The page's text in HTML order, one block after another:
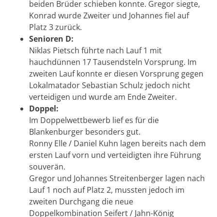
beiden Brüder schieben konnte. Gregor siegte,
Konrad wurde Zweiter und Johannes fiel auf
Platz 3 zurück.
Senioren D:
Niklas Pietsch führte nach Lauf 1 mit
hauchdünnen 17 Tausendsteln Vorsprung. Im
zweiten Lauf konnte er diesen Vorsprung gegen
Lokalmatador Sebastian Schulz jedoch nicht
verteidigen und wurde am Ende Zweiter.
Doppel:
Im Doppelwettbewerb lief es für die
Blankenburger besonders gut.
Ronny Elle / Daniel Kuhn lagen bereits nach dem
ersten Lauf vorn und verteidigten ihre Führung
souverän.
Gregor und Johannes Streitenberger lagen nach
Lauf 1 noch auf Platz 2, mussten jedoch im
zweiten Durchgang die neue
Doppelkombination Seifert / Jahn-König